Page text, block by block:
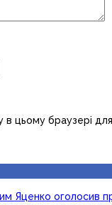
цьому браузері
Яценко оголосив